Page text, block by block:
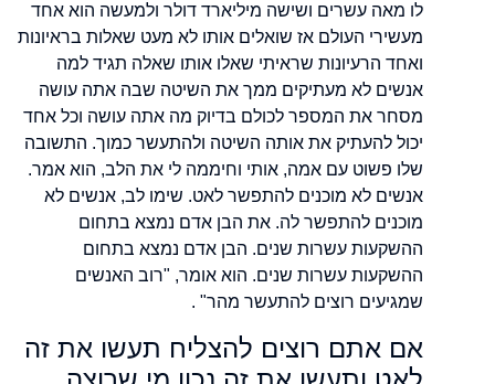
לו מאה עשרים ושישה מיליארד דולר ולמעשה הוא אחד
מעשירי העולם אז שואלים אותו לא מעט שאלות בראיונות
ואחד הרעיונות שראיתי שאלו אותו שאלה תגיד למה
אנשים לא מעתיקים ממך את השיטה שבה אתה עושה
מסחר את המספר לכולם בדיוק מה אתה עושה וכל אחד
יכול להעתיק את אותה השיטה ולהתעשר כמוך. התשובה
שלו פשוט עם אמה, אותי וחיממה לי את הלב, הוא אמר.
אנשים לא מוכנים להתפשר לאט. שימו לב, אנשים לא
מוכנים להתפשר לה. את הבן אדם נמצא בתחום
ההשקעות עשרות שנים. הבן אדם נמצא בתחום
ההשקעות עשרות שנים. הוא אומר, "רוב האנשים
שמגיעים רוצים להתעשר מהר" .
אם אתם רוצים להצליח תעשו את זה